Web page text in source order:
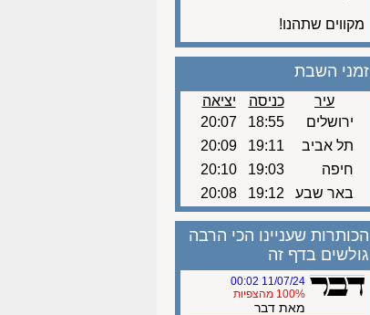
מקווים שתהנו!
זמני השבת
עיר כניסה
יציאה
ירושלים
18:55
20:07
תל אביב
19:11
20:09
חיפה
19:03
20:10
באר שבע
19:12
20:08
הכותרות שעניינו הכי הרבה
גולשים בדף זה
11/07/24 00:02
100% מהצפיות
מאת דבר